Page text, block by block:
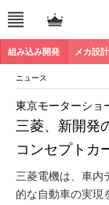
組み込み開発 メカ設計
ニュース
三菱、新開発
コンセプトカ
東京モーターショ
三菱電機は、車内
的な自動車の実現